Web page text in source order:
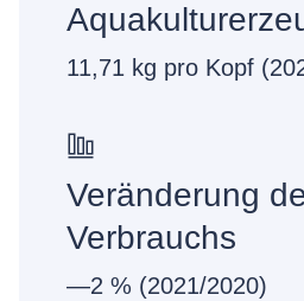
11,71 kg pro Kopf
Veränderung
Verbrauchs
—2 % (2021/2020)